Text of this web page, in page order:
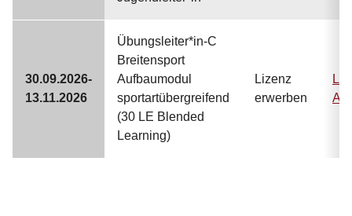
30.09.2026-
13.11.2026
Übungsleiter*in-C
Breitensport
Aufbaumodul
sportartübergreifend
(30 LE Blended
Learning)
Lizenz
erwerben